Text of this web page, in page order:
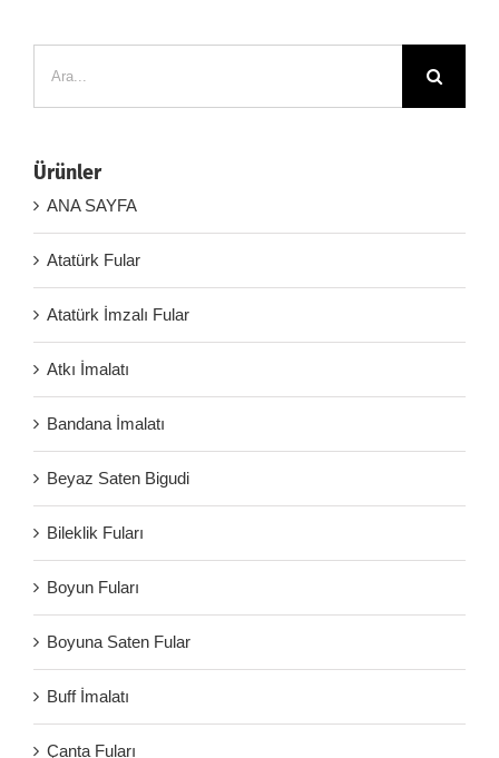
Ürünler
ANA SAYFA
Atatürk Fular
Atatürk İmzalı Fular
Atkı İmalatı
Bandana İmalatı
Beyaz Saten Bigudi
Bileklik Fuları
Boyun Fuları
Boyuna Saten Fular
Buff İmalatı
Çanta Fuları